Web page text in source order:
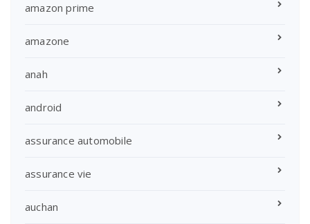
amazon prime
amazone
anah
android
assurance automobile
assurance vie
auchan